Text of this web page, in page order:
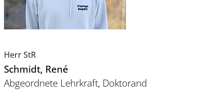
Herr StR
Schmidt, René
Abgeordnete Lehrkraft, Doktorand